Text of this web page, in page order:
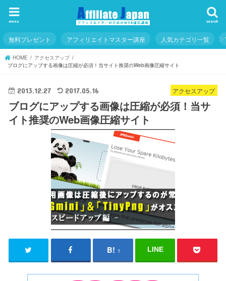
search
menu
無料プレゼント アフィリエイトマスター講座 人気カテゴリ一覧
HOME
アクセスアップ
ブログにアップする画像は圧縮が必須！当サイト推奨のWeb画像圧縮サイト
アクセスアップ
2013.12.27 2017.05.16
ブログにアップする画像は圧縮が必須！当サ
イト推奨のWeb画像圧縮サイト
1 LINE